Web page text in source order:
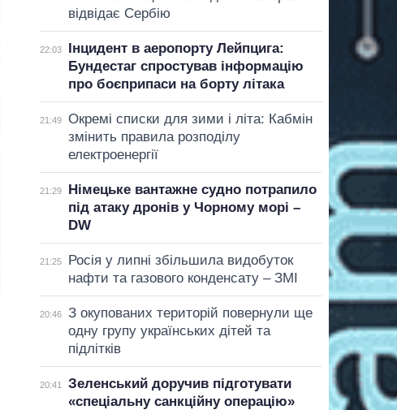
відвідає Сербію
22:03
Інцидент в аеропорту Лейпцига:
Бундестаг спростував інформацію
про боєприпаси на борту літака
21:49
Окремі списки для зими і літа: Кабмін
змінить правила розподілу
електроенергії
21:29
Німецьке вантажне судно потрапило
під атаку дронів у Чорному морі –
DW
21:25
Росія у липні збільшила видобуток
нафти та газового конденсату – ЗМІ
20:46
З окупованих територій повернули ще
одну групу українських дітей та
підлітків
20:41
Зеленський доручив підготувати
«спеціальну санкційну операцію»